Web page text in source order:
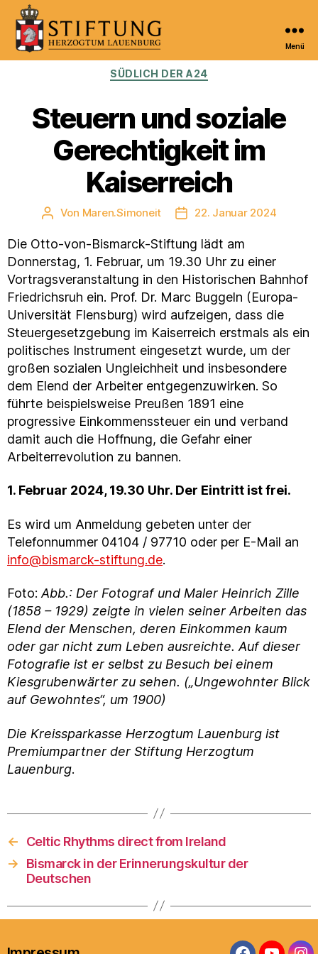
Kulturportal
Herzogtum
Lauenburg
Menü
Kategorien
SÜDLICH DER A24
Steuern und soziale
Gerechtigkeit im
Kaiserreich
Beitragsautor
Von Maren.Simoneit Veröffentlichungsdatum
22. Januar 2024
Die Otto-von-Bismarck-Stiftung lädt am
Donnerstag, 1. Februar, um 19.30 Uhr zu einer
Vortragsveranstaltung in den Historischen Bahnhof
Friedrichsruh ein. Prof. Dr. Marc Buggeln (Europa-
Universität Flensburg) wird aufzeigen, dass die
Steuergesetzgebung im Kaiserreich erstmals als ein
politisches Instrument eingesetzt wurde, um der
großen sozialen Ungleichheit und insbesondere
dem Elend der Arbeiter entgegenzuwirken. So
führte beispielsweise Preußen 1891 eine
progressive Einkommenssteuer ein und verband
damit auch die Hoffnung, die Gefahr einer
Arbeiterrevolution zu bannen.
1. Februar 2024, 19.30 Uhr. Der Eintritt ist frei.
Es wird um Anmeldung gebeten unter der
Telefonnummer 04104 / 97710 oder per E-Mail an
info@bismarck-stiftung.de.
Foto: Abb.: Der Fotograf und Maler Heinrich Zille
(1858 – 1929) zeigte in vielen seiner Arbeiten das
Elend der Menschen, deren Einkommen kaum
oder gar nicht zum Leben ausreichte. Auf dieser
Fotografie ist er selbst zu Besuch bei einem
Kiesgrubenwärter zu sehen. („Ungewohnter Blick
auf Gewohntes“, um 1900)
Die Kreissparkasse Herzogtum Lauenburg ist
Premiumpartner der Stiftung Herzogtum
Lauenburg.
←
Celtic Rhythms direct from Ireland
→
Bismarck in der Erinnerungskultur der
Deutschen